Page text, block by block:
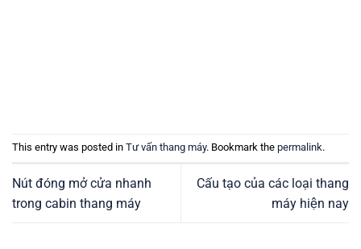
This entry was posted in Tư vấn thang máy. Bookmark the permalink.
Nút đóng mở cửa nhanh
trong cabin thang máy
Cấu tạo của các loại thang
máy hiện nay